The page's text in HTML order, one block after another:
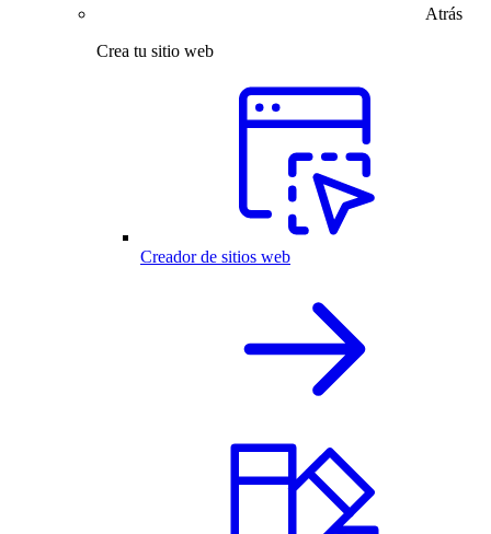
Atrás
Crea tu sitio web
Creador de sitios web